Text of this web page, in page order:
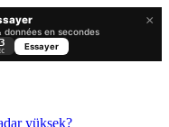
×
données en secondes
Essayer